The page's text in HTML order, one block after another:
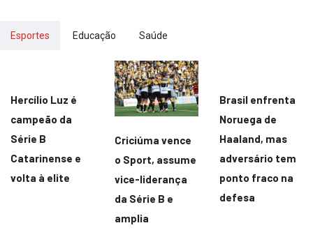
Esportes Educação Saúde
Hercílio Luz é
campeão da
Série B
Catarinense e
volta à elite
Criciúma vence
o Sport, assume
vice-liderança
da Série B e
amplia
Brasil enfrenta
Noruega de
Haaland, mas
adversário tem
ponto fraco na
defesa